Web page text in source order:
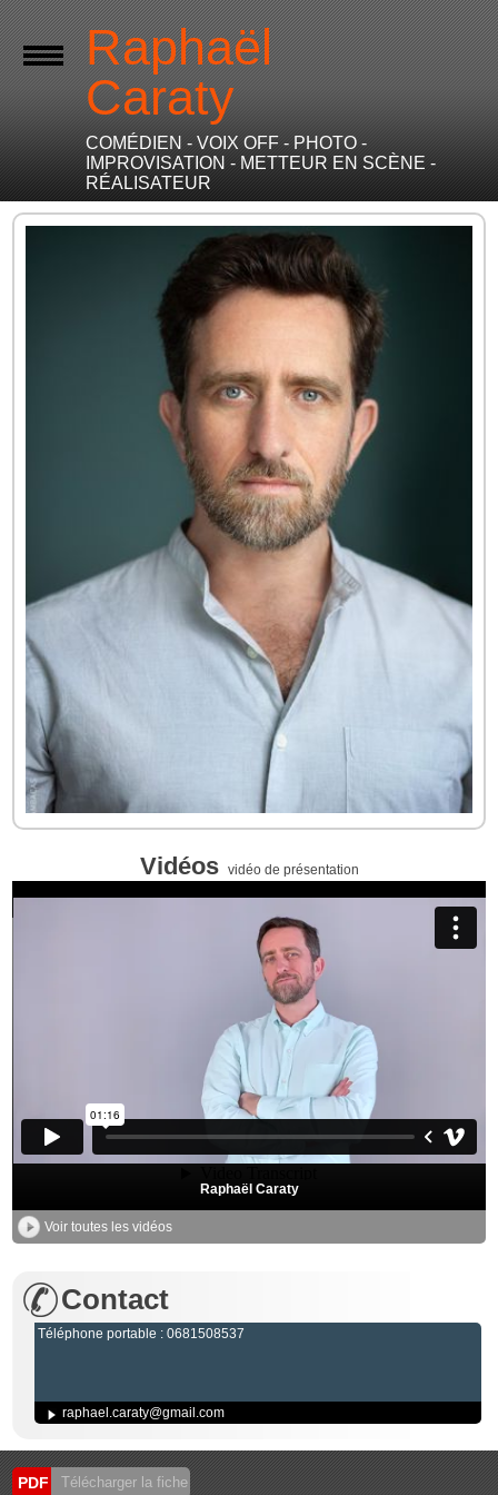
Raphaël
Caraty
COMÉDIEN - VOIX OFF - PHOTO -
IMPROVISATION - METTEUR EN SCÈNE -
RÉALISATEUR
Vidéos vidéo de présentation
Raphaël Caraty
Voir toutes les vidéos
Contact
Téléphone portable : 0681508537
raphael.caraty@gmail.com
PDF Télécharger la fiche